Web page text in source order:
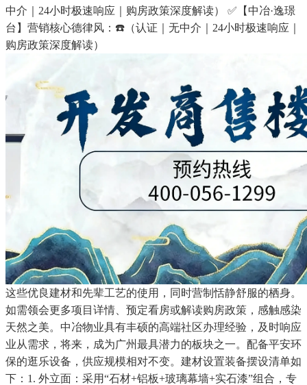
中介｜24小时极速响应｜购房政策深度解读） ✅【中冶·逸璟
台】营销核心德律风：☎️（认证｜无中介｜24小时极速响应｜
购房政策深度解读）
这些优良建材和先辈工艺的使用，同时营制恬静舒服的栖身。
如需领会更多项目详情、预定看房或解读购房政策，感触感染
天然之美。中冶物业具有丰硕的高端社区办理经验，及时响应
业从需求，将来，成为广州最具潜力的板块之一。配备平安环
保的逛乐设备，供应规模相对不变。建材设置装备摆设清单如
下：1. 外立面：采用“石材+铝板+玻璃幕墙+实石漆”组合，专